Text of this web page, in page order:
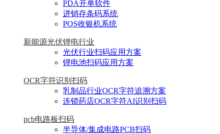
PDA开单软件
进销存条码系统
POS收银机系统
新能源光伏锂电行业
光伏行业扫码应用方案
锂电池扫码应用方案
OCR字符识别扫码
乳制品行业OCR字符追溯方案
连锁药店OCR字符AI识别扫码
pcb电路板扫码
半导体/集成电路PCB扫码